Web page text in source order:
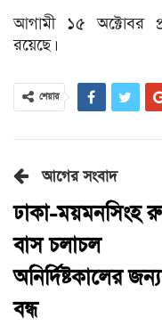
আগামী ১৫ অক্টোবর
রয়েছে।
শেয়ার
আগের সংবাদ
ঢাকা-ময়মনসিংহ
বাস চলাচল
অনির্দিষ্টকালের জন্য
বন্ধ